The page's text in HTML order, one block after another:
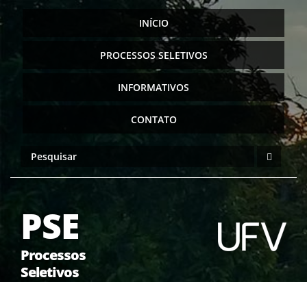
INÍCIO
PROCESSOS SELETIVOS
INFORMATIVOS
CONTATO
PSE
Processos
Seletivos